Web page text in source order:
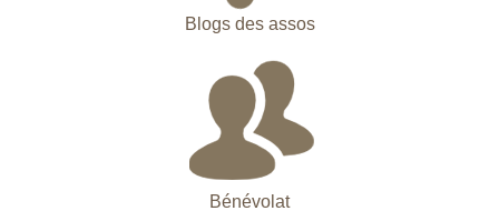
Blogs des assos
Bénévolat